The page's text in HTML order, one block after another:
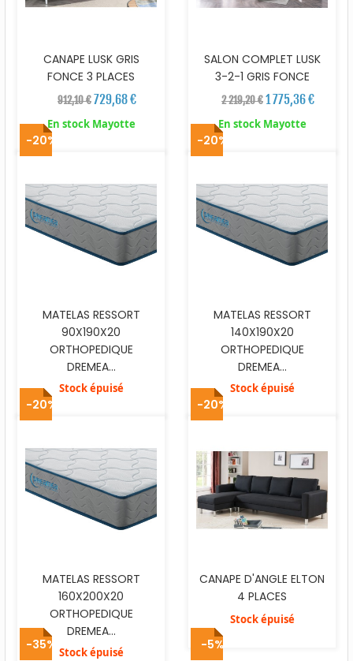
CANAPE LUSK GRIS
FONCE 3 PLACES
912,10 €729,68 €
En stock Mayotte
SALON COMPLET LUSK
3-2-1 GRIS FONCE
2 219,20 €1 775,36 €
En stock Mayotte
-20%
MATELAS RESSORT
90X190X20
ORTHOPEDIQUE
DREMEA...
Stock épuisé
-20%
MATELAS RESSORT
140X190X20
ORTHOPEDIQUE
DREMEA...
Stock épuisé
-20%
MATELAS RESSORT
160X200X20
ORTHOPEDIQUE
DREMEA...
Stock épuisé
-20%
CANAPE D'ANGLE ELTON
4 PLACES
Stock épuisé
-35% -5%